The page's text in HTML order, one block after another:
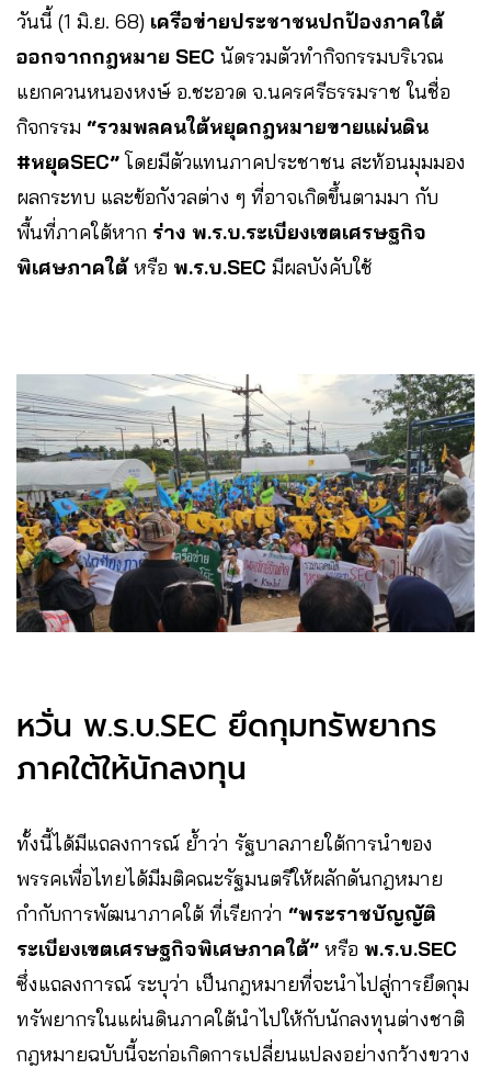
วันนี้ (1 มิ.ย. 68) เครือข่ายประชาชนปกป้องภาคใต้
ออกจากกฎหมาย SEC นัดรวมตัวทำกิจกรรมบริเวณ
แยกควนหนองหงษ์ อ.ชะอวด จ.นครศรีธรรมราช ในชื่อ
กิจกรรม “รวมพลคนใต้หยุดกฎหมายขายแผ่นดิน
#หยุดSEC”โดยมีตัวแทนภาคประชาชน สะท้อนมุมมอง
ผลกระทบ และข้อกังวลต่าง ๆ ที่อาจเกิดขึ้นตามมา กับ
พื้นที่ภาคใต้หาก ร่าง พ.ร.บ.ระเบียงเขตเศรษฐกิจ
พิเศษภาคใต้หรือ พ.ร.บ.SEC มีผลบังคับใช้
หวั่น พ.ร.บ.SEC ยึดกุมทรัพยากร
ภาคใต้ให้นักลงทุน
ทั้งนี้ได้มีแถลงการณ์ ย้ำว่า รัฐบาลภายใต้การนำของ
พรรคเพื่อไทยได้มีมติคณะรัฐมนตรีให้ผลักดันกฎหมาย
กำกับการพัฒนาภาคใต้ ที่เรียกว่า “พระราชบัญญัติ
ระเบียงเขตเศรษฐกิจพิเศษภาคใต้” หรือ พ.ร.บ.SEC
ซึ่งแถลงการณ์ ระบุว่า เป็นกฎหมายที่จะนำไปสู่การยึดกุม
ทรัพยากรในแผ่นดินภาคใต้นำไปให้กับนักลงทุนต่างชาติ
กฎหมายฉบับนี้จะก่อเกิดการเปลี่ยนแปลงอย่างกว้างขวาง